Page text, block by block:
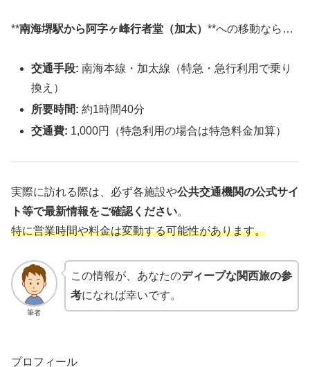
**南海堺駅から阿字ヶ峰行者堂（加太） **への移動なら…
交通手段: 南海本線・加太線（特急・急行利用で乗り
換え）
所要時間: 約1時間40分
交通費: 1,000円（特急利用の場合は特急料金加算）
実際に訪れる際は、必ず各施設や公共交通機関の公式サイ
ト等で最新情報をご確認ください。
特に営業時間や料金は変動する可能性があります。
筆者
この情報が、あなたのディープな関西旅の参
考になれば幸いです。
プロフィール